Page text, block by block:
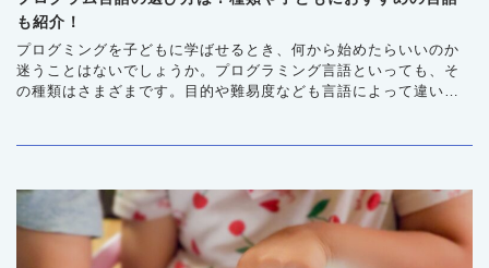
も紹介！
プログミングを子どもに学ばせるとき、何から始めたらいいのか
迷うことはないでしょうか。プログラミング言語といっても、そ
の種類はさまざまです。目的や難易度なども言語によって違いま